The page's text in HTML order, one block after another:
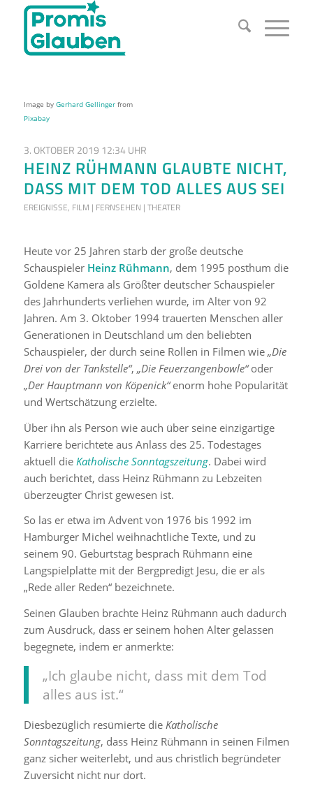
Image by Gerhard Gellingerfrom
Pixabay
3. OKTOBER 2019 12:34 UHR
HEINZ RÜHMANN GLAUBTE NICHT,
DASS MIT DEM TOD ALLES AUS SEI
EREIGNISSE, FILM | FERNSEHEN | THEATER
Heute vor 25 Jahren starb der große deutsche
Schauspieler Heinz Rühmann, dem 1995 posthum die
Goldene Kamera als Größter deutscher Schauspieler
des Jahrhunderts verliehen wurde, im Alter von 92
Jahren. Am 3. Oktober 1994 trauerten Menschen aller
Generationen in Deutschland um den beliebten
Schauspieler, der durch seine Rollen in Filmen wie „Die
Drei von der Tankstelle“, „Die Feuerzangenbowle“oder
„Der Hauptmann von Köpenick“enorm hohe Popularität
und Wertschätzung erzielte.
Über ihn als Person wie auch über seine einzigartige
Karriere berichtete aus Anlass des 25. Todestages
aktuell die Katholische Sonntagszeitung. Dabei wird
auch berichtet, dass Heinz Rühmann zu Lebzeiten
überzeugter Christ gewesen ist.
So las er etwa im Advent von 1976 bis 1992 im
Hamburger Michel weihnachtliche Texte, und zu
seinem 90. Geburtstag besprach Rühmann eine
Langspielplatte mit der Bergpredigt Jesu, die er als
„Rede aller Reden“ bezeichnete.
Seinen Glauben brachte Heinz Rühmann auch dadurch
zum Ausdruck, dass er seinem hohen Alter gelassen
begegnete, indem er anmerkte:
„Ich glaube nicht, dass mit dem Tod
alles aus ist.“
Diesbezüglich resümierte die Katholische
Sonntagszeitung, dass Heinz Rühmann in seinen Filmen
ganz sicher weiterlebt, und aus christlich begründeter
Zuversicht nicht nur dort.